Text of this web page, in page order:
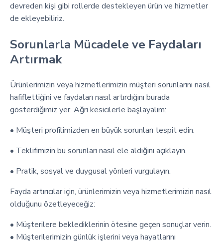
devreden kişi gibi rollerde destekleyen ürün ve hizmetler
de ekleyebiliriz.
Sorunlarla Mücadele ve Faydaları
Artırmak
Ürünlerimizin veya hizmetlerimizin müşteri sorunlarını nasıl
hafiflettiğini ve faydaları nasıl artırdığını burada
gösterdiğimiz yer. Ağrı kesicilerle başlayalım:
• Müşteri profilimizden en büyük sorunları tespit edin.
• Teklifimizin bu sorunları nasıl ele aldığını açıklayın.
• Pratik, sosyal ve duygusal yönleri vurgulayın.
Fayda artırıcılar için, ürünlerimizin veya hizmetlerimizin nasıl
olduğunu özetleyeceğiz:
• Müşterilere beklediklerinin ötesine geçen sonuçlar verin.
• Müşterilerimizin günlük işlerini veya hayatlarını